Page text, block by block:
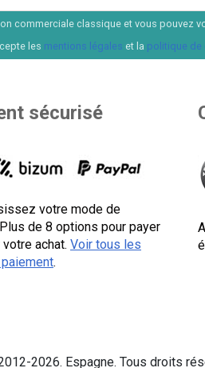
commerciale classique et vous pouvez
les mentions légales et la politique de
sécurisé
votre mode de
de 8 options pour payer
achat. Voir tous les
.
2026. Espagne. Tous droits